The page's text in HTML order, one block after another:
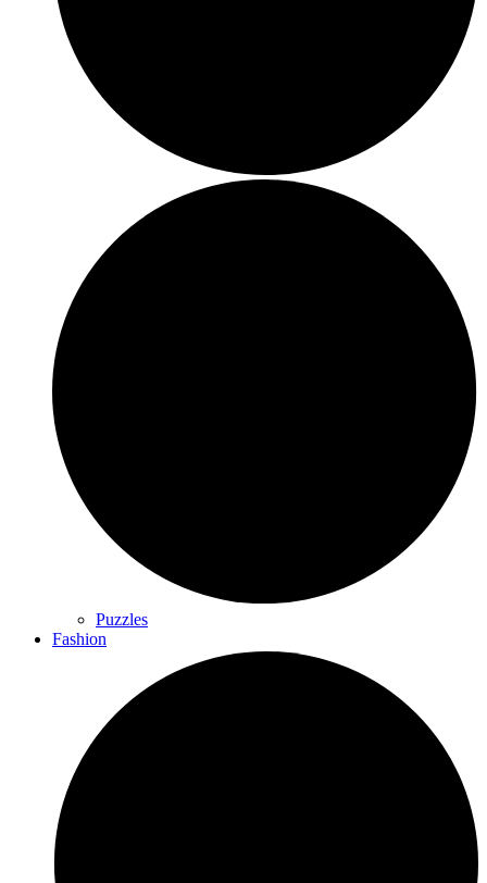
Puzzles
Fashion